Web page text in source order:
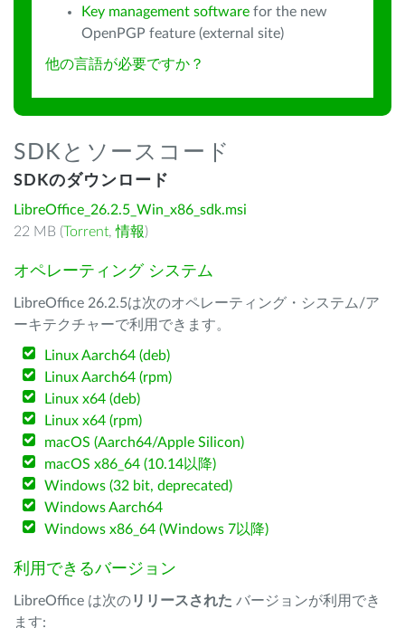
Key management software for the new
OpenPGP feature (external site)
他の言語が必要ですか？
SDKとソースコード
SDKのダウンロード
LibreOffice_26.2.5_Win_x86_sdk.msi
22 MB (Torrent,情報)
オペレーティング システム
LibreOffice 26.2.5は次のオペレーティング・システム/ア
ーキテクチャーで利用できます。
Linux Aarch64 (deb)
Linux Aarch64 (rpm)
Linux x64 (deb)
Linux x64 (rpm)
macOS (Aarch64/Apple Silicon)
macOS x86_64 (10.14以降)
Windows (32 bit, deprecated)
Windows Aarch64
Windows x86_64 (Windows 7以降)
利用できるバージョン
LibreOffice は次のリリースされた バージョンが利用でき
ます: